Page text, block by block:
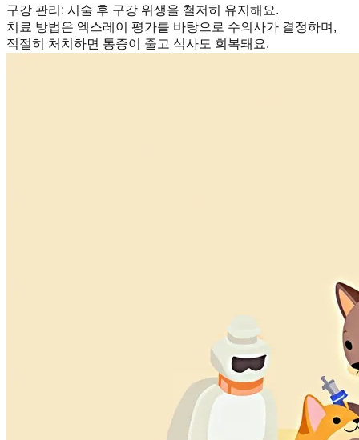
구강 관리 : 시술 후 구강 위생을 철저히 유지해요.
치료 방법은 엑스레이 평가를 바탕으로 수의사가 결정하며,
적절히 처치하면 통증이 줄고 식사도 회복돼요.